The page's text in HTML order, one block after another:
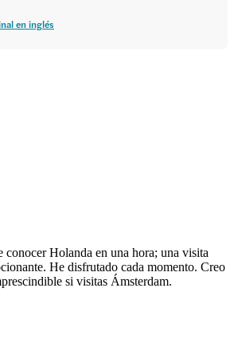
en inglés
conocer Holanda en una hora; una visita
He disfrutado cada momento. Creo
si visitas Ámsterdam.